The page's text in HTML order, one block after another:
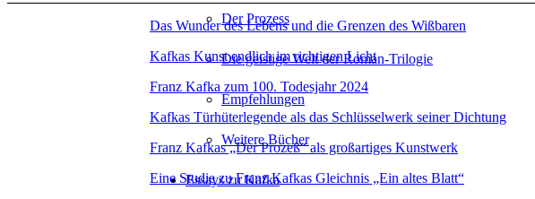
Der Prozess
Die geistige Welt der Roman-Trilogie
Empfehlungen
Weitere Bücher
Essays zu Kafka
Das Wunder des Lebens und die Grenzen des Wißbaren
Kafkas Kunst endlich im richtigen Licht
Franz Kafka zum 100. Todesjahr 2024
Kafkas Türhüterlegende als das Schlüsselwerk seiner Dichtung
Franz Kafkas „Der Prozeß“ als großartiges Kunstwerk
Eine Studie zu Franz Kafkas Gleichnis „Ein altes Blatt“